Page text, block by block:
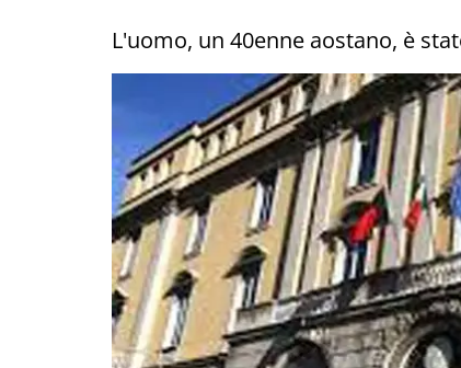
L'uomo, un 40enne aostano, è